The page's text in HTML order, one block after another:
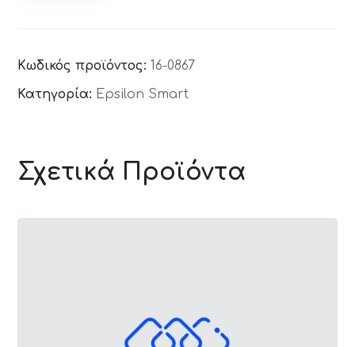
Κωδικός προϊόντος:16-0867
Κατηγορία: Epsilon Smart
Σχετικά Προϊόντα